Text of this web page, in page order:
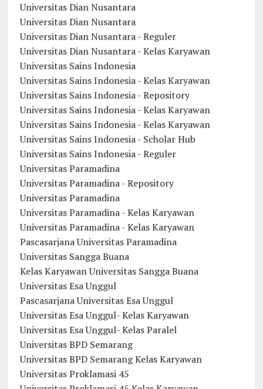
Universitas Dian Nusantara
Universitas Dian Nusantara
Universitas Dian Nusantara - Reguler
Universitas Dian Nusantara - Kelas Karyawan
Universitas Sains Indonesia
Universitas Sains Indonesia - Kelas Karyawan
Universitas Sains Indonesia - Repository
Universitas Sains Indonesia - Kelas Karyawan
Universitas Sains Indonesia - Kelas Karyawan
Universitas Sains Indonesia - Scholar Hub
Universitas Sains Indonesia - Reguler
Universitas Paramadina
Universitas Paramadina - Repository
Universitas Paramadina
Universitas Paramadina - Kelas Karyawan
Universitas Paramadina - Kelas Karyawan
Pascasarjana Universitas Paramadina
Universitas Sangga Buana
Kelas Karyawan Universitas Sangga Buana
Universitas Esa Unggul
Pascasarjana Universitas Esa Unggul
Universitas Esa Unggul- Kelas Karyawan
Universitas Esa Unggul- Kelas Paralel
Universitas BPD Semarang
Universitas BPD Semarang Kelas Karyawan
Universitas Proklamasi 45